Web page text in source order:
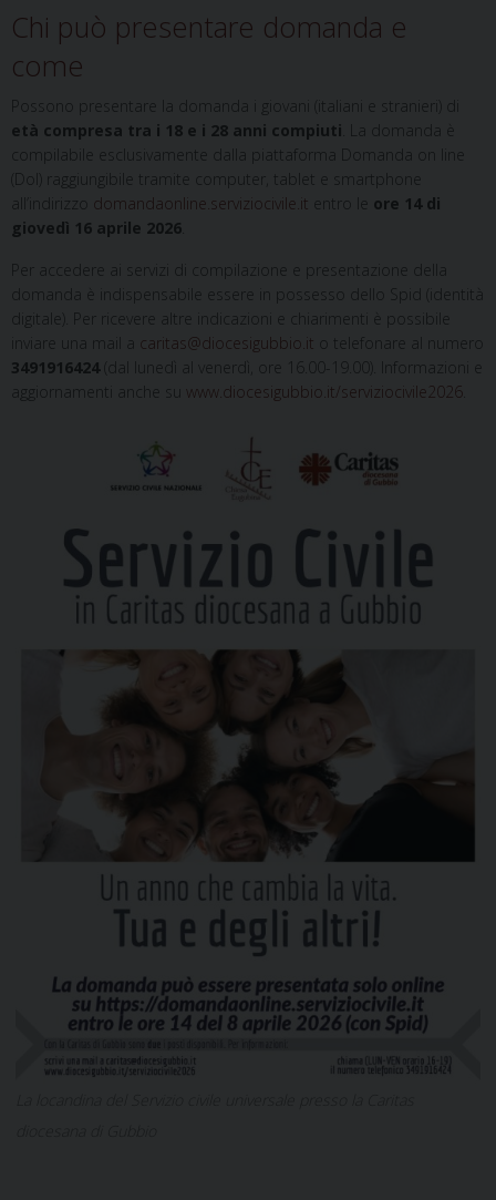
Chi può presentare domanda e
come
Possono presentare la domanda i giovani (italiani e stranieri) di
età compresa tra i 18 e i 28 anni compiuti . La domanda è
compilabile esclusivamente dalla piattaforma Domanda on line
(Dol) raggiungibile tramite computer, tablet e smartphone
all’indirizzo domandaonline.serviziocivile.it entro le ore 14 di
giovedì 16 aprile 2026
Per accedere ai servizi di compilazione e presentazione della
domanda è indispensabile essere in possesso dello Spid (identità
digitale). Per ricevere altre indicazioni e chiarimenti è possibile
inviare una mail a caritas@diocesigubbio.it o telefonare al numero
3491916424(dal lunedì al venerdì, ore 16.00-19.00). Informazioni e
aggiornamenti anche su www.diocesigubbio.it/serviziocivile2026